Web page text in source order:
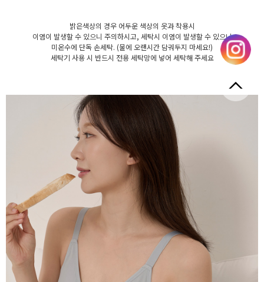
밝은색상의 경우 어두운 색상의 옷과 착용시
이염이 발생할 수 있으니 주의하시고, 세탁시 이염이 발생할 수 있으니
미온수에 단독 손세탁. (물에 오랜시간 담궈두지 마세요!)
세탁기 사용 시 반드시 전용 세탁망에 넣어 세탁해 주세요